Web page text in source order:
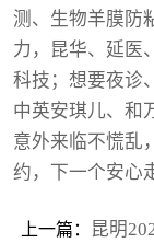
测、生物羊膜防
力，昆华、延医
科技；想要夜诊
中英安琪儿、和
意外来临不慌乱
约，下一个安心
上一篇：
昆明